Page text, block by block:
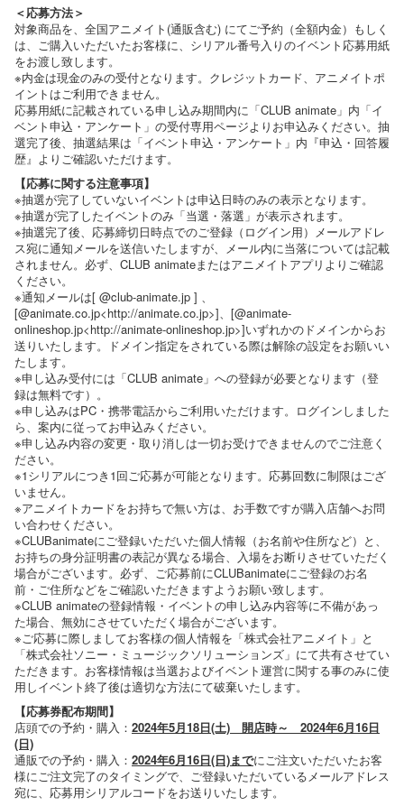
＜応募方法＞
対象商品を、全国アニメイト(通販含む) にてご予約（全額内金）もしく
は、ご購入いただいたお客様に、シリアル番号入りのイベント応募用紙
をお渡し致します。
※内金は現金のみの受付となります。クレジットカード、アニメイトポ
イントはご利用できません。
応募用紙に記載されている申し込み期間内に「CLUB animate」内「イ
ベント申込・アンケート」の受付専用ページよりお申込みください。抽
選完了後、抽選結果は「イベント申込・アンケート」内『申込・回答履
歴』よりご確認いただけます。
【応募に関する注意事項】
※抽選が完了していないイベントは申込日時のみの表示となります。
※抽選が完了したイベントのみ「当選・落選」が表示されます。
※抽選完了後、応募締切日時点でのご登録（ログイン用）メールアドレ
ス宛に通知メールを送信いたしますが、メール内に当落については記載
されません。必ず、CLUB animateまたはアニメイトアプリよりご確認
ください。
※通知メールは[ @club-animate.jp ] 、
[@animate.co.jp<http://animate.co.jp>]、[@animate-
onlineshop.jp<http://animate-onlineshop.jp>]いずれかのドメインからお
送りいたします。ドメイン指定をされている際は解除の設定をお願いい
たします。
※申し込み受付には「CLUB animate」への登録が必要となります（登
録は無料です）。
※申し込みはPC・携帯電話からご利用いただけます。ログインしました
ら、案内に従ってお申込みください。
※申し込み内容の変更・取り消しは一切お受けできませんのでご注意く
ださい。
※1シリアルにつき1回ご応募が可能となります。応募回数に制限はござ
いません。
※アニメイトカードをお持ちで無い方は、お手数ですが購入店舗へお問
い合わせください。
※CLUBanimateにご登録いただいた個人情報（お名前や住所など）と、
お持ちの身分証明書の表記が異なる場合、入場をお断りさせていただく
場合がございます。必ず、ご応募前にCLUBanimateにご登録のお名
前・ご住所などをご確認いただきますようお願い致します。
※CLUB animateの登録情報・イベントの申し込み内容等に不備があっ
た場合、無効にさせていただく場合がございます。
※ご応募に際しましてお客様の個人情報を「株式会社アニメイト」と
「株式会社ソニー・ミュージックソリューションズ」にて共有させてい
ただきます。お客様情報は当選およびイベント運営に関する事のみに使
用しイベント終了後は適切な方法にて破棄いたします。
【応募券配布期間】
店頭での予約・購入： 2024年5月18日(土) 開店時～ 2024年6月16日
(日)
通販での予約・購入： 2024年6月16日(日)までにご注文いただいたお客
様にご注文完了のタイミングで、ご登録いただいているメールアドレス
宛に、応募用シリアルコードをお送りいたします。